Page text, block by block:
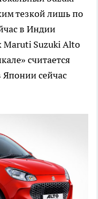
тезкой лишь по
в Индии
Maruti Suzuki Alto
считается
сейчас